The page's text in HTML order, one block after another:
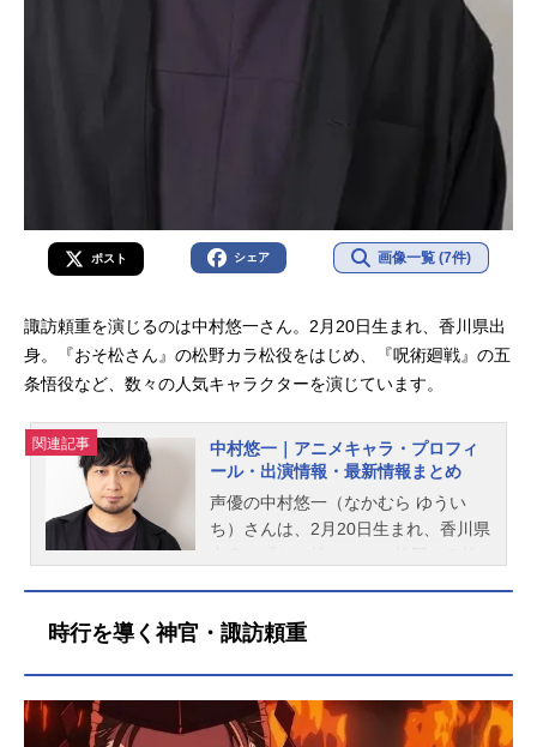
ポスト シェア 画像一覧 (7件)
諏訪頼重を演じるのは中村悠一さん。2月20日生まれ、香川県出
身。『おそ松さん』の松野カラ松役をはじめ、『呪術廻戦』の五
条悟役など、数々の人気キャラクターを演じています。
関連記事
中村悠一｜アニメキャラ・プロフィ
ール・出演情報・最新情報まとめ
声優の中村悠一（なかむら ゆうい
ち）さんは、2月20日生まれ、香川県
多く演じています。こちらでは、中
時行を導く神官・諏訪頼重